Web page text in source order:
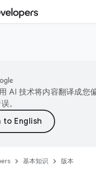
AI 技术将内容翻译成您
。
基本知识 版本